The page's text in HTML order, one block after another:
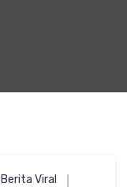
Berita Viral